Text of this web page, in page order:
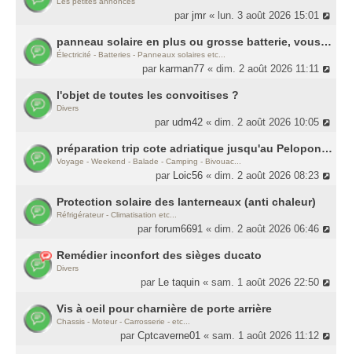
par jmr « lun. 3 août 2026 15:01
panneau solaire en plus ou grosse batterie, vous mettriez le budget où ?
Électricité - Batteries - Panneaux solaires etc...
par karman77 « dim. 2 août 2026 11:11
l'objet de toutes les convoitises ?
Divers
parudm42 « dim. 2 août 2026 10:05
préparation trip cote adriatique jusqu'au Peloponèse
Voyage - Weekend - Balade - Camping - Bivouac...
par Loic56 « dim. 2 août 2026 08:23
Protection solaire des lanterneaux (anti chaleur)
Réfrigérateur - Climatisation etc...
parforum6691 « dim. 2 août 2026 06:46
Remédier inconfort des sièges ducato
Divers
par Le taquin « sam. 1 août 2026 22:50
Vis à oeil pour charnière de porte arrière
Chassis - Moteur - Carrosserie - etc...
parCptcaverne01 « sam. 1 août 2026 11:12